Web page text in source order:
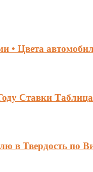
• Цвета
Ставки
в Твердость по